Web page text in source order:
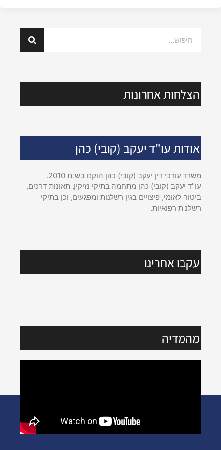
הצלחות אחרונות
אודות עו"ד יעקב (קובי) כהן
משרד עורכי דין יעקב (קובי) כהן הוקם בשנת 2010.
עו"ד יעקב (קובי) כהן מתחמה בתיקי נזיקין, תאונות דרכים,
ביטוח לאומי, פיצויים בגין רשלנות ומפגעים, וכן בתיקי
רשלנות רפואיות.
עקבו אחרינו
מהמדיה